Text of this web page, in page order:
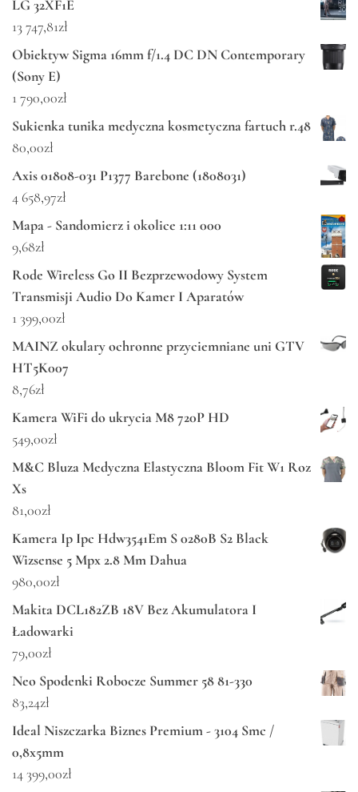
LG 32XF1E
13 747,81zł
Obiektyw Sigma 16mm f/1.4 DC DN Contemporary
(Sony E)
1 790,00zł
Sukienka tunika medyczna kosmetyczna fartuch r.48
80,00zł
Axis 01808-031 P1377 Barebone (1808031)
4 658,97zł
Mapa - Sandomierz i okolice 1:11 000
9,68zł
Rode Wireless Go II Bezprzewodowy System
Transmisji Audio Do Kamer I Aparatów
1 399,00zł
MAINZ okulary ochronne przyciemniane uni GTV
HT5K007
8,76zł
Kamera WiFi do ukrycia M8 720P HD
549,00zł
M&C Bluza Medyczna Elastyczna Bloom Fit W1 Roz
Xs
81,00zł
Kamera Ip Ipc Hdw3541Em S 0280B S2 Black
Wizsense 5 Mpx 2.8 Mm Dahua
980,00zł
Makita DCL182ZB 18V Bez Akumulatora I
Ładowarki
79,00zł
Neo Spodenki Robocze Summer 58 81-330
83,24zł
Ideal Niszczarka Biznes Premium - 3104 Smc /
0,8x5mm
14 399,00zł